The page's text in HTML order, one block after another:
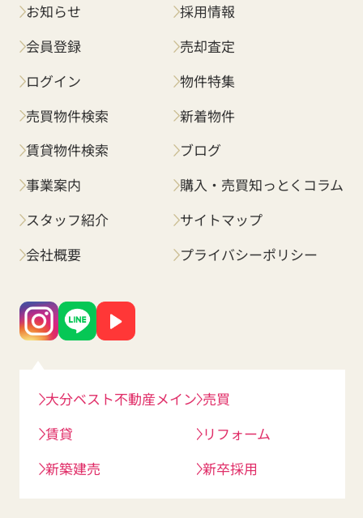
お知らせ
会員登録
ログイン
売買物件検索
賃貸物件検索
事業案内
スタッフ紹介
会社概要
採用情報
売却査定
物件特集
新着物件
ブログ
購入・売買知っとくコラム
サイトマップ
プライバシーポリシー
大分ベスト不動産メイン
賃貸
新築建売
売買
リフォーム
新卒採用